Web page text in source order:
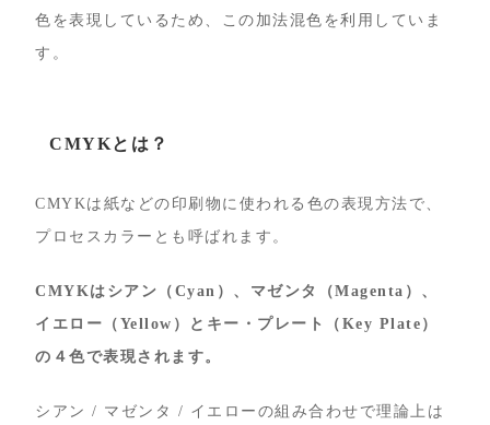
色を表現しているため、この加法混色を利用していま
す。
CMYKとは？
CMYKは紙などの印刷物に使われる色の表現方法で、
プロセスカラーとも呼ばれます。
CMYKはシアン（Cyan）、マゼンタ（Magenta）、
イエロー（Yellow）とキー・プレート（Key Plate）
の４色で表現されます。
シアン / マゼンタ / イエローの組み合わせで理論上は